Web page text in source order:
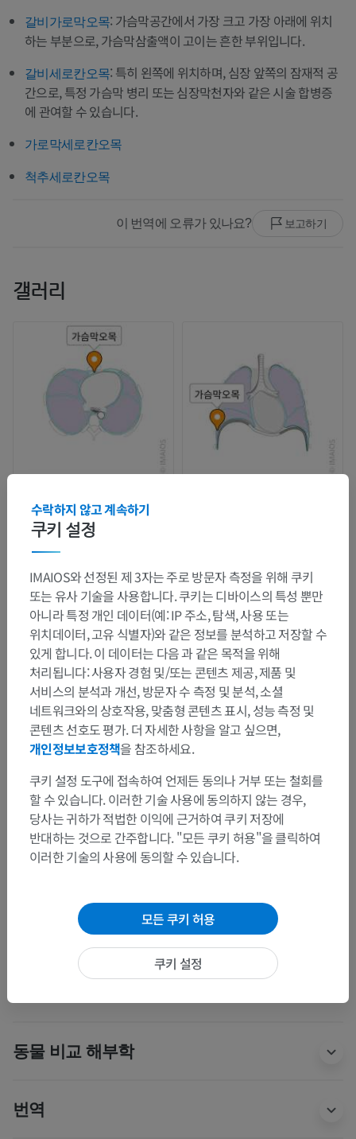
갈비가로막오목: 가슴막공간에서 가장 크고 가장 아래에 위치
하는 부분으로, 가슴막삼출액이 고이는 흔한 부위입니다.
갈비세로칸오목: 특히 왼쪽에 위치하며, 심장 앞쪽의 잠재적 공
간으로, 특정 가슴막 병리 또는 심장막천자와 같은 시술 합병증
에 관여할 수 있습니다.
가로막세로칸오목
척추세로칸오목
이 번역에 오류가 있나요? 보고하기
갤러리
해부학적 계층
인체 해부학 2
인체 해부학 1
계통해부학> 가슴안> 가슴막안> 가슴막오목
갈비세로칸오목
가로막세로칸오목
척추세로칸오목
동물 비교 해부학
번역
쿠키 설정
수락하지 않고 계속하기
IMAIOS와 선정된 제 3자는 주로 방문자 측정을 위해 쿠키
또는 유사 기술을 사용합니다. 쿠키는 디바이스의 특성 뿐만
아니라 특정 개인 데이터(예: IP 주소, 탐색, 사용 또는
위치데이터, 고유 식별자)와 같은 정보를 분석하고 저장할 수
있게 합니다. 이 데이터는 다음 과 같은 목적을 위해
처리됩니다: 사용자 경험 및/또는 콘텐츠 제공, 제품 및
서비스의 분석과 개선, 방문자 수 측정 및 분석, 소셜
네트워크와의 상호작용, 맞춤형 콘텐츠 표시, 성능 측정 및
콘텐츠 선호도 평가. 더 자세한 사항을 알고 싶으면,
개인정보보호정책을 참조하세요.
쿠키 설정 도구에 접속하여 언제든 동의나 거부 또는 철회를
할 수 있습니다. 이러한 기술 사용에 동의하지 않는 경우,
당사는 귀하가 적법한 이익에 근거하여 쿠키 저장에
반대하는 것으로 간주합니다. "모든 쿠키 허용"을 클릭하여
이러한 기술의 사용에 동의할 수 있습니다.
모든 쿠키 허용
쿠키 설정